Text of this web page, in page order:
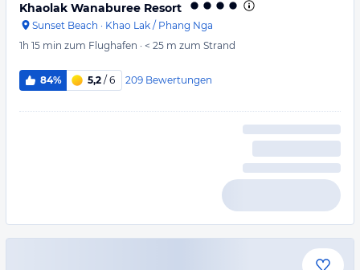
Khaolak Wanaburee Resort
Sunset Beach · Khao Lak / Phang Nga
1h 15 min zum Flughafen · < 25 m zum Strand
84% 5,2 / 6 209 Bewertungen